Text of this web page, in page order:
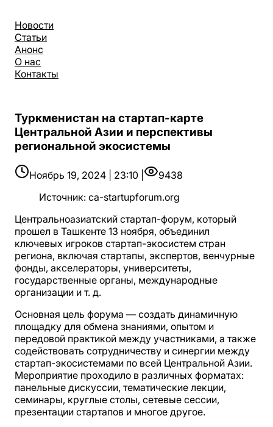
Новости
Статьи
Анонс
О нас
Контакты
Туркменистан на стартап-карте
Центральной Азии и перспективы
региональной экосистемы
Ноябрь 19, 2024 | 23:10 |
9438
Источник: ca-startupforum.org
Центральноазиатский стартап-форум, который
прошел в Ташкенте 13 ноября, объединил
ключевых игроков стартап-экосистем стран
региона, включая стартапы, экспертов, венчурные
фонды, акселераторы, университеты,
государственные органы, международные
организации и т. д.
Основная цель форума — создать динамичную
площадку для обмена знаниями, опытом и
передовой практикой между участниками, а также
содействовать сотрудничеству и синергии между
стартап-экосистемами по всей Центральной Азии.
Мероприятие проходило в различных форматах:
панельные дискуссии, тематические лекции,
семинары, круглые столы, сетевые сессии,
презентации стартапов и многое другое.